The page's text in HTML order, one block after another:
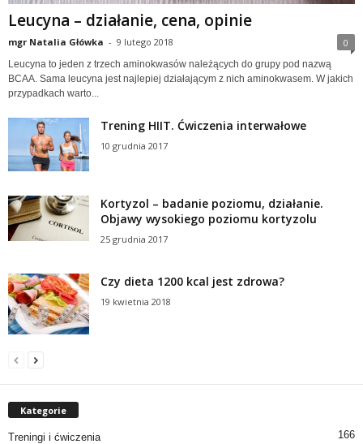
Leucyna – działanie, cena, opinie
mgr Natalia Główka - 9 lutego 2018 0
Leucyna to jeden z trzech aminokwasów należących do grupy pod nazwą
BCAA. Sama leucyna jest najlepiej działającym z nich aminokwasem. W jakich
przypadkach warto...
Trening HIIT. Ćwiczenia interwałowe
10 grudnia 2017
Kortyzol – badanie poziomu, działanie.
Objawy wysokiego poziomu kortyzolu
25 grudnia 2017
Czy dieta 1200 kcal jest zdrowa?
19 kwietnia 2018
Kategorie
Treningi i ćwiczenia 166